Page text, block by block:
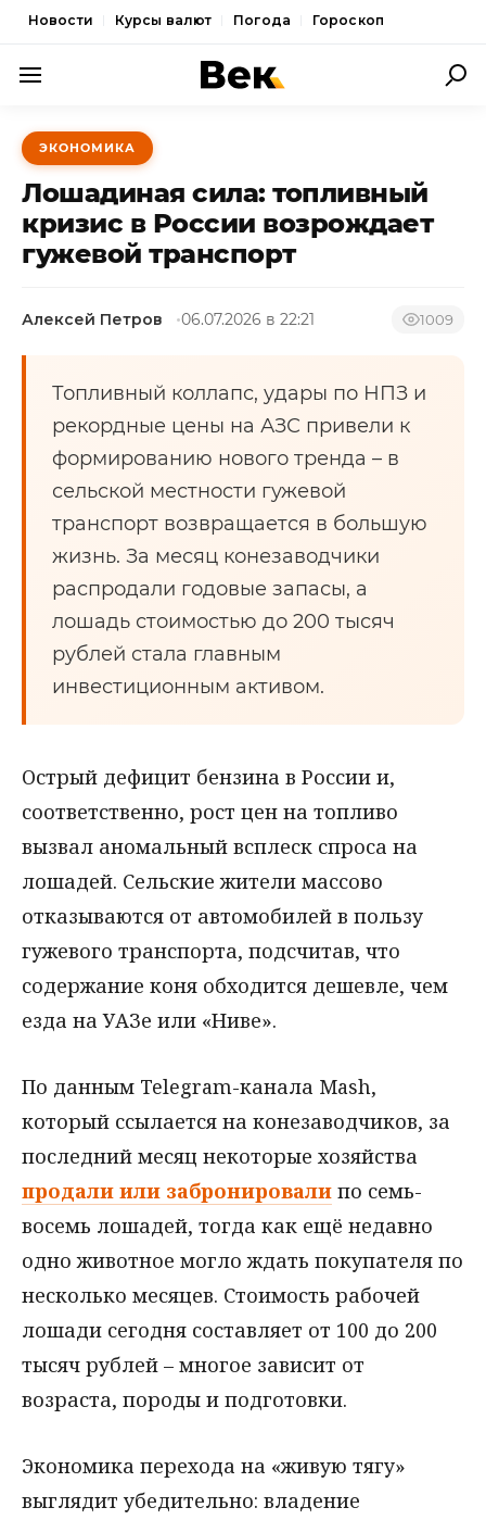
Новости Курсы валют Погода Гороскоп
ПОЛИТИКА
ЭКОНОМИКА
ОБЩЕСТВО
СПОРТ
ЭКОНОМИКА
Лошадиная сила: топливный
кризис в России возрождает
гужевой транспорт
Алексей Петров 06.07.2026 в 22:21 1009
Топливный коллапс, удары по НПЗ и
рекордные цены на АЗС привели к
формированию нового тренда – в
сельской местности гужевой
транспорт возвращается в большую
жизнь. За месяц конезаводчики
распродали годовые запасы, а
лошадь стоимостью до 200 тысяч
рублей стала главным
инвестиционным активом.
Острый дефицит бензина в России и,
соответственно, рост цен на топливо
вызвал аномальный всплеск спроса на
лошадей. Сельские жители массово
отказываются от автомобилей в пользу
гужевого транспорта, подсчитав, что
содержание коня обходится дешевле, чем
езда на УАЗе или «Ниве».
По данным Telegram-канала Mash,
который ссылается на конезаводчиков, за
последний месяц некоторые хозяйства
продали или забронировали по семь-
восемь лошадей, тогда как ещё недавно
одно животное могло ждать покупателя по
несколько месяцев. Стоимость рабочей
лошади сегодня составляет от 100 до 200
тысяч рублей – многое зависит от
возраста, породы и подготовки.
Экономика перехода на «живую тягу»
выглядит убедительно: владение